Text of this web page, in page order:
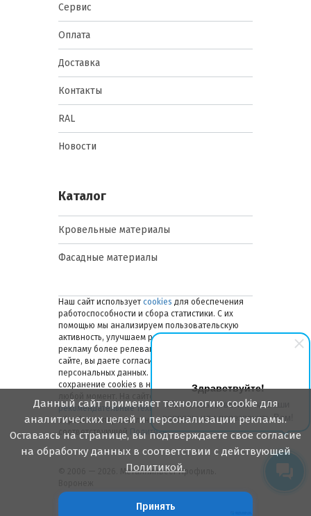
Здравствуйте!
Мы готовы ответить на Ваши
вопросы или перезвонить Вам!
Сервис
Оплата
Доставка
Контакты
RAL
Новости
Каталог
Кровельные материалы
Фасадные материалы
Наш сайт использует cookies для обеспечения
работоспособности и сбора статистики. С их
помощью мы анализируем пользовательскую
активность, улучшаем работу сайта и делаем
рекламу более релевантной. Оставаясь на
сайте, вы даете согласие на обработку ваших
персональных данных. Вы можете отключить
сохранение cookies в настройках браузера в
любой момент. На сайте также применяются
рекомендательные технологии. Подробнее об
обработке персональных данных — в
соответствующей
Политике.
© 2006 — 2026. Металлинвест Профиль.
Данный сайт применяет технологию cookie для
аналитических целей и персонализации рекламы.
Оставаясь на странице, вы подтверждаете свое согласие
на обработку данных в соответствии с действующей
Политикой.
Принять